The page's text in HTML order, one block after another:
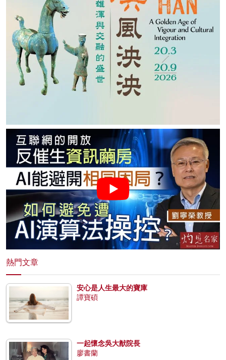
熱門文章
安心是人生最大的寶庫
譚寶碩
一起懷念吳大猷院長
廖書蘭